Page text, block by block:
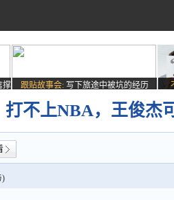
撑
跟贴故事会: 写下旅途中被坑的经历
打不上NBA，王俊杰
)